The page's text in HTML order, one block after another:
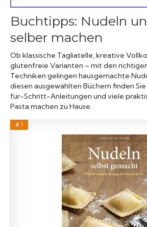
Buchtipps: Nudeln
selber machen
Ob klassische Tagliatelle, kreative
glutenfreie Varianten – mit den
Techniken gelingen hausgemachte
diesen ausgewählten Büchern finden
für-Schritt-Anleitungen und viele
Pasta machen zu Hause.
# 1